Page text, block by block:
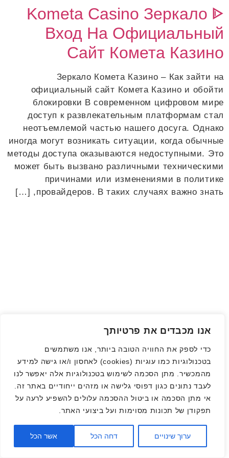
אנו מכבדים את פרטיותך
כדי לספק את החוויה הטובה ביותר, אנו משתמשים
בטכנולוגיות כמו עוגיות (cookies) לאחסון ו/או גישה למידע
מהמכשיר. מתן הסכמה לשימוש בטכנולוגיות אלה יאפשר לנו
לעבד נתונים כגון דפוסי גלישה או מזהים ייחודיים באתר זה.
אי מתן הסכמה או ביטול ההסכמה עלולים להשפיע לרעה על
תפקודן של תכונות מסוימות ועל ביצועי האתר.
ערוך שינויים דחה הכל אשר הכל
דלג
לתוכן
Kometa Casino Зеркало ᐈ
Вход На Официальный
Сайт Комета Казино
Зеркало Комета Казино – Как зайти на
официальный сайт Комета Казино и обойти
блокировки В современном цифровом мире
доступ к развлекательным платформам стал
неотъемлемой частью нашего досуга. Однако
иногда могут возникать ситуации, когда обычные
методы доступа оказываются недоступными. Это
может быть вызвано различными техническими
причинами или изменениями в политике
провайдеров. В таких случаях важно знать, […]